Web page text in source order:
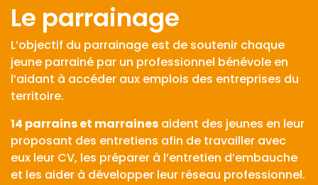
Le parrainage
L’objectif du parrainage est de soutenir chaque
jeune parrainé par un professionnel bénévole en
l’aidant à accéder aux emplois des entreprises du
territoire.
14 parrains et marraines aident des jeunes en leur
proposant des entretiens afin de travailler avec
eux leur CV, les préparer à l’entretien d’embauche
et les aider à développer leur réseau professionnel.